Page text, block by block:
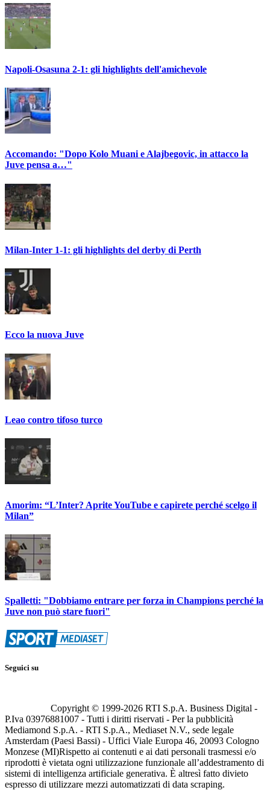
Napoli-Osasuna 2-1: gli highlights dell'amichevole
Accomando: "Dopo Kolo Muani e Alajbegovic, in attacco la
Juve pensa a…"
Milan-Inter 1-1: gli highlights del derby di Perth
Ecco la nuova Juve
Leao contro tifoso turco
Amorim: “L’Inter? Aprite YouTube e capirete perché scelgo il
Milan”
Spalletti: "Dobbiamo entrare per forza in Champions perché la
Juve non può stare fuori"
Seguici su
Copyright © 1999-2026 RTI S.p.A. Business Digital -
P.Iva 03976881007 - Tutti i diritti riservati - Per la pubblicità
Mediamond S.p.A. - RTI S.p.A., Mediaset N.V., sede legale
Amsterdam (Paesi Bassi) - Uffici Viale Europa 46, 20093 Cologno
Monzese (MI)Rispetto ai contenuti e ai dati personali trasmessi e/o
riprodotti è vietata ogni utilizzazione funzionale all’addestramento di
sistemi di intelligenza artificiale generativa. È altresì fatto divieto
espresso di utilizzare mezzi automatizzati di data scraping.